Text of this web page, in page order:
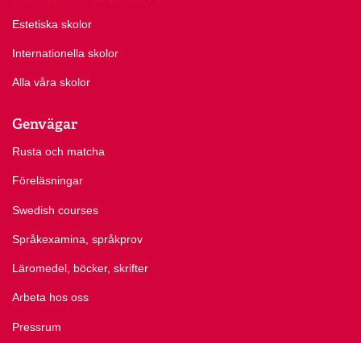
Estetiska skolor
Internationella skolor
Alla våra skolor
Genvägar
Rusta och matcha
Föreläsningar
Swedish courses
Språkexamina, språkprov
Läromedel, böcker, skrifter
Arbeta hos oss
Pressrum